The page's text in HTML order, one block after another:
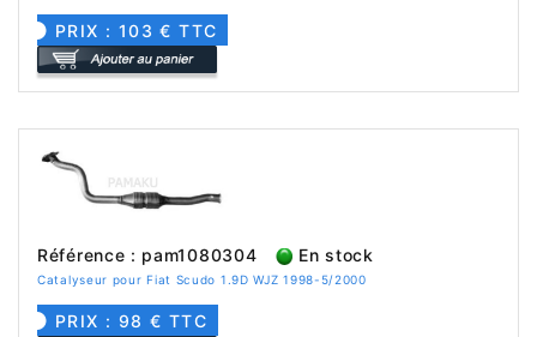
PRIX : 103 € TTC
Référence : pam1080304 En stock
Catalyseur pour Fiat Scudo 1.9D WJZ 1998-5/2000
PRIX : 98 € TTC